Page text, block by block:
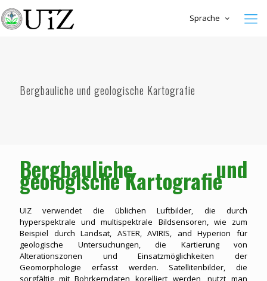
Sprache
Bergbauliche und geologische Kartografie
Bergbauliche und
geologische Kartografie
UIZ verwendet die üblichen Luftbilder, die durch
hyperspektrale und multispektrale Bildsensoren, wie zum
Beispiel durch Landsat, ASTER, AVIRIS, and Hyperion für
geologische Untersuchungen, die Kartierung von
Alterationszonen und Einsatzmöglichkeiten der
Geomorphologie erfasst werden. Satellitenbilder, die
sorgfältig mit Bohrkerndaten korelliert werden, nutzt man